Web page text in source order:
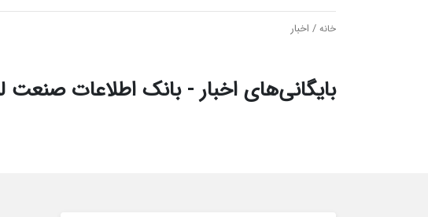
خانه / اخبار
بایگانی‌های اخبار - بانک اطلاعات صنعت